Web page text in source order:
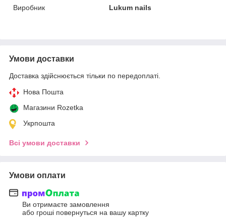
Виробник
Lukum nails
Умови доставки
Доставка здійснюється тільки по передоплаті.
Нова Пошта
Магазини Rozetka
Укрпошта
Всі умови доставки
Умови оплати
Ви отримаєте замовлення
або гроші повернуться на вашу картку